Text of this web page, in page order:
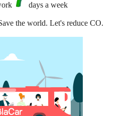
days a week
the world. Let's reduce CO.